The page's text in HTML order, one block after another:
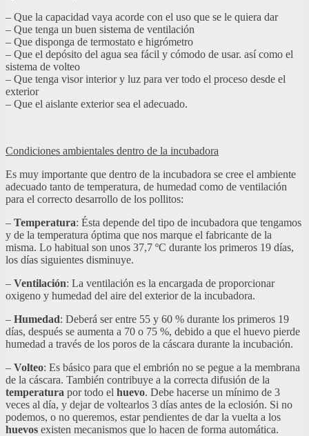
– Que la capacidad vaya acorde con el uso que se le quiera dar
– Que tenga un buen sistema de ventilación
– Que disponga de termostato e higrómetro
– Que el depósito del agua sea fácil y cómodo de usar. así como el
sistema de volteo
– Que tenga visor interior y luz para ver todo el proceso desde el
exterior
– Que el aislante exterior sea el adecuado.
Condiciones ambientales dentro de la incubadora
Es muy importante que dentro de la incubadora se cree el ambiente
adecuado tanto de temperatura, de humedad como de ventilación
para el correcto desarrollo de los pollitos:
– Temperatura: Ésta depende del tipo de incubadora que tengamos
y de la temperatura óptima que nos marque el fabricante de la
misma. Lo habitual son unos 37,7 ºC durante los primeros 19 días,
los días siguientes disminuye.
– Ventilación: La ventilación es la encargada de proporcionar
oxigeno y humedad del aire del exterior de la incubadora.
– Humedad: Deberá ser entre 55 y 60 % durante los primeros 19
días, después se aumenta a 70 o 75 %, debido a que el huevo pierde
humedad a través de los poros de la cáscara durante la incubación.
– Volteo: Es básico para que el embrión no se pegue a la membrana
de la cáscara. También contribuye a la correcta difusión de la
temperatura por todo el huevo. Debe hacerse un mínimo de 3
veces al día, y dejar de voltearlos 3 días antes de la eclosión. Si no
podemos, o no queremos, estar pendientes de dar la vuelta a los
huevos existen mecanismos que lo hacen de forma automática.